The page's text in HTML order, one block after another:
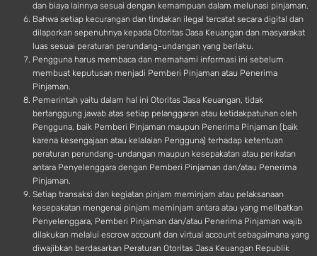
dan biaya lainnya sesuai dengan kemampuan dalam melunasi pinjaman.
Bahwa setiap kecurangan dan tindakan ilegal tercatat secara digital dan
dilaporkan sepenuhnya kepada Otoritas Jasa Keuangan dan masyarakat
luas sesuai peraturan perundang-undangan yang berlaku.
Pengguna harus membaca dan memahami informasi ini sebelum
membuat keputusan menjadi Pemberi Pinjaman atau Penerima
Pinjaman.
Pemerintah yaitu dalam hal ini Otoritas Jasa Keuangan, tidak
bertanggung jawab atas setiap pelanggaran atau ketidakpatuhan oleh
Pengguna, baik Pemberi Pinjaman maupun Penerima Pinjaman (baik
karena kesengajaan atau kelalaian Pengguna) terhadap ketentuan
peraturan perundang-undangan maupun kesepakatan atau perikatan
antara Penyelenggara dengan Pemberi Pinjaman dan/atau Penerima
Pinjaman.
Setiap transaksi dan kegiatan pinjam meminjam atau pelaksanaan
kesepakatan mengenai pinjam meminjam antara atau yang melibatkan
Penyelenggara, Pemberi Pinjaman dan/atau Penerima Pinjaman wajib
dilakukan melalui escrow account dan virtual account sebagaimana yang
diwajibkan berdasarkan Peraturan Otoritas Jasa Keuangan Republik